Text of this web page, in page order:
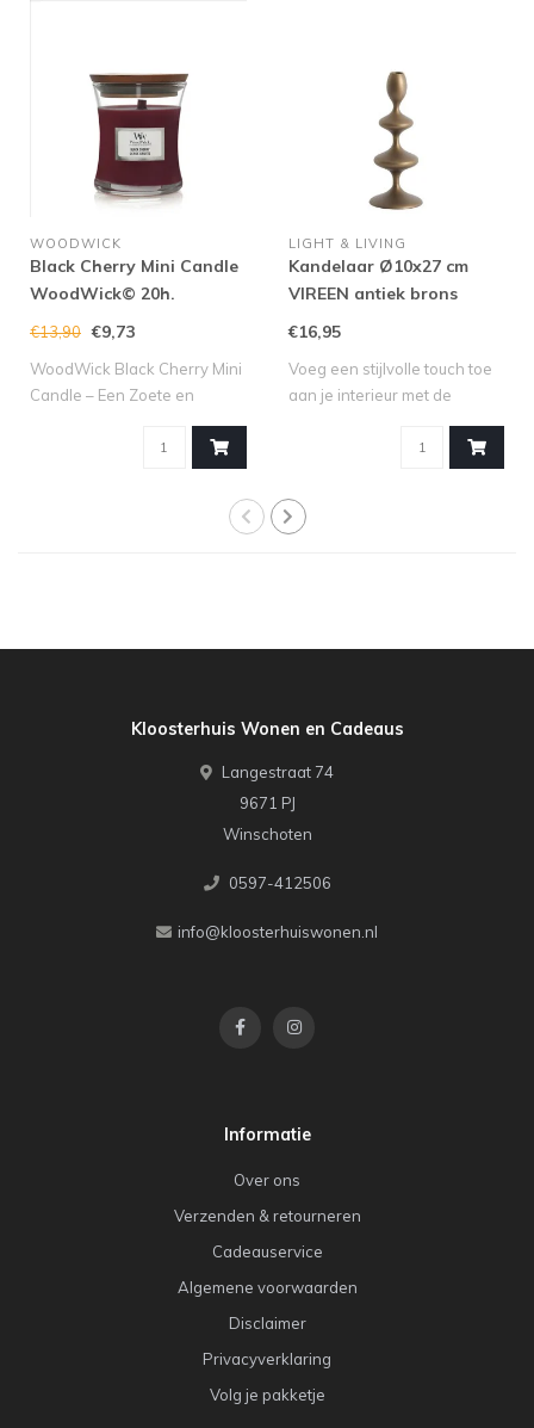
WOODWICK
Black Cherry Mini Candle
WoodWick© 20h.
€13,90 €9,73
WoodWick Black Cherry Mini
Candle – Een Zoete en
LIGHT & LIVING
Kandelaar Ø10x27 cm
VIREEN antiek brons
€16,95
Voeg een stijlvolle touch toe
aan je interieur met de
Kloosterhuis Wonen en Cadeaus
Langestraat 74
9671 PJ
Winschoten
0597-412506
info@kloosterhuiswonen.nl
Informatie
Over ons
Verzenden & retourneren
Cadeauservice
Algemene voorwaarden
Disclaimer
Privacyverklaring
Volg je pakketje